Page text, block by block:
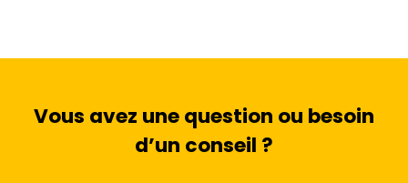
Vous avez une question ou besoin
d’un conseil ?